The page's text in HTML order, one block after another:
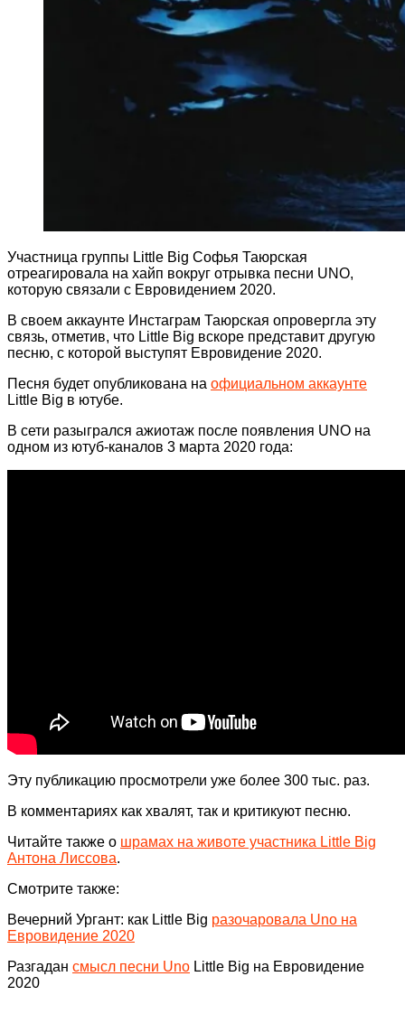
Участница группы Little Big Софья Таюрская
отреагировала на хайп вокруг отрывка песни UNO,
которую связали с Евровидением 2020.
В своем аккаунте Инстаграм Таюрская опровергла эту
связь, отметив, что Little Big вскоре представит другую
песню, с которой выступят Евровидение 2020.
Песня будет опубликована на официальном аккаунте
Little Big в ютубе.
В сети разыгрался ажиотаж после появления UNO на
одном из ютуб-каналов 3 марта 2020 года:
Эту публикацию просмотрели уже более 300 тыс. раз.
В комментариях как хвалят, так и критикуют песню.
Читайте также о шрамах на животе участника Little Big
Антона Лиссова.
Смотрите также:
Вечерний Ургант: как Little Big разочаровала Uno на
Евровидение 2020
Разгадан смысл песни Uno Little Big на Евровидение
2020